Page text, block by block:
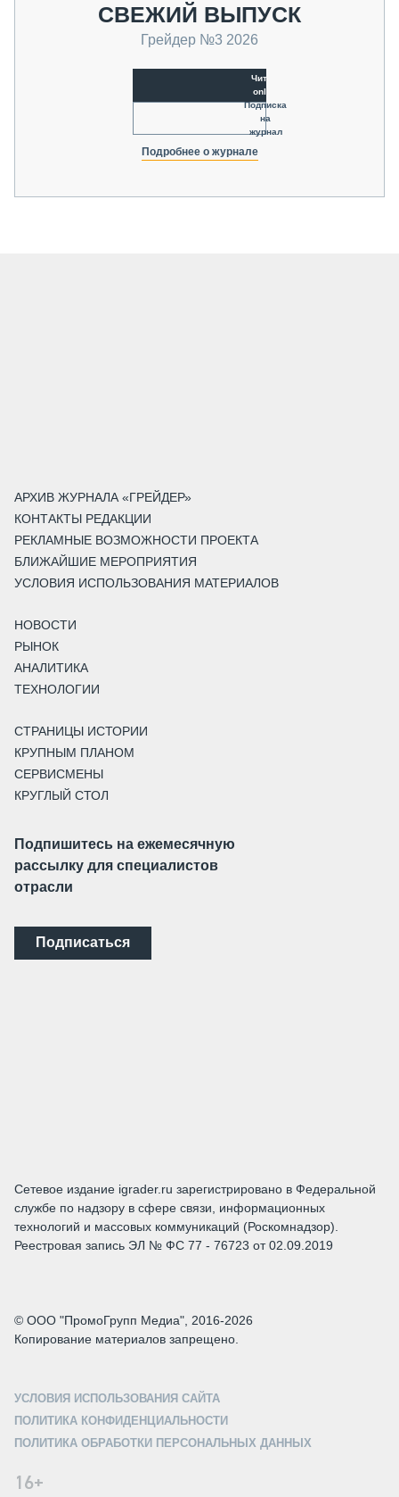
СВЕЖИЙ ВЫПУСК
Грейдер №3 2026
Читать
online
Подписка
на
журнал
Подробнее о журнале
АРХИВ ЖУРНАЛА «ГРЕЙДЕР»
КОНТАКТЫ РЕДАКЦИИ
РЕКЛАМНЫЕ ВОЗМОЖНОСТИ ПРОЕКТА
БЛИЖАЙШИЕ МЕРОПРИЯТИЯ
УСЛОВИЯ ИСПОЛЬЗОВАНИЯ МАТЕРИАЛОВ
НОВОСТИ
РЫНОК
АНАЛИТИКА
ТЕХНОЛОГИИ
СТРАНИЦЫ ИСТОРИИ
КРУПНЫМ ПЛАНОМ
СЕРВИСМЕНЫ
КРУГЛЫЙ СТОЛ
Подпишитесь на ежемесячную
рассылку для специалистов
отрасли
Подписаться
Сетевое издание igrader.ru зарегистрировано в Федеральной
службе по надзору в сфере связи, информационных
технологий и массовых коммуникаций (Роскомнадзор).
Реестровая запись ЭЛ № ФС 77 - 76723 от 02.09.2019
© ООО "ПромоГрупп Медиа", 2016-2026
Копирование материалов запрещено.
УСЛОВИЯ ИСПОЛЬЗОВАНИЯ САЙТА
ПОЛИТИКА КОНФИДЕНЦИАЛЬНОСТИ
ПОЛИТИКА ОБРАБОТКИ ПЕРСОНАЛЬНЫХ ДАННЫХ
16+